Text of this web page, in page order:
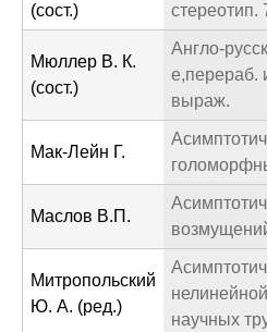
(сост.)
Мюллер В. К.
(сост.)
Англо-
е,перераб.
выраж.
Мак-Лейн Г.
Маслов В.П.
Митропольский
Ю. А. (ред.)
научных